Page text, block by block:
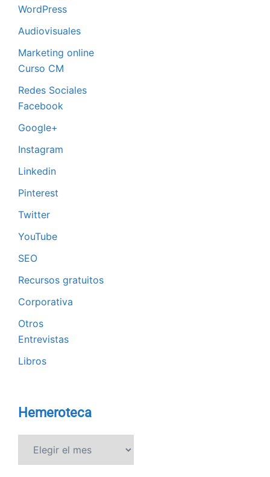
WordPress
Audiovisuales
Marketing online
Curso CM
Redes Sociales
Facebook
Google+
Instagram
Linkedin
Pinterest
Twitter
YouTube
SEO
Recursos gratuitos
Corporativa
Otros
Entrevistas
Libros
Hemeroteca